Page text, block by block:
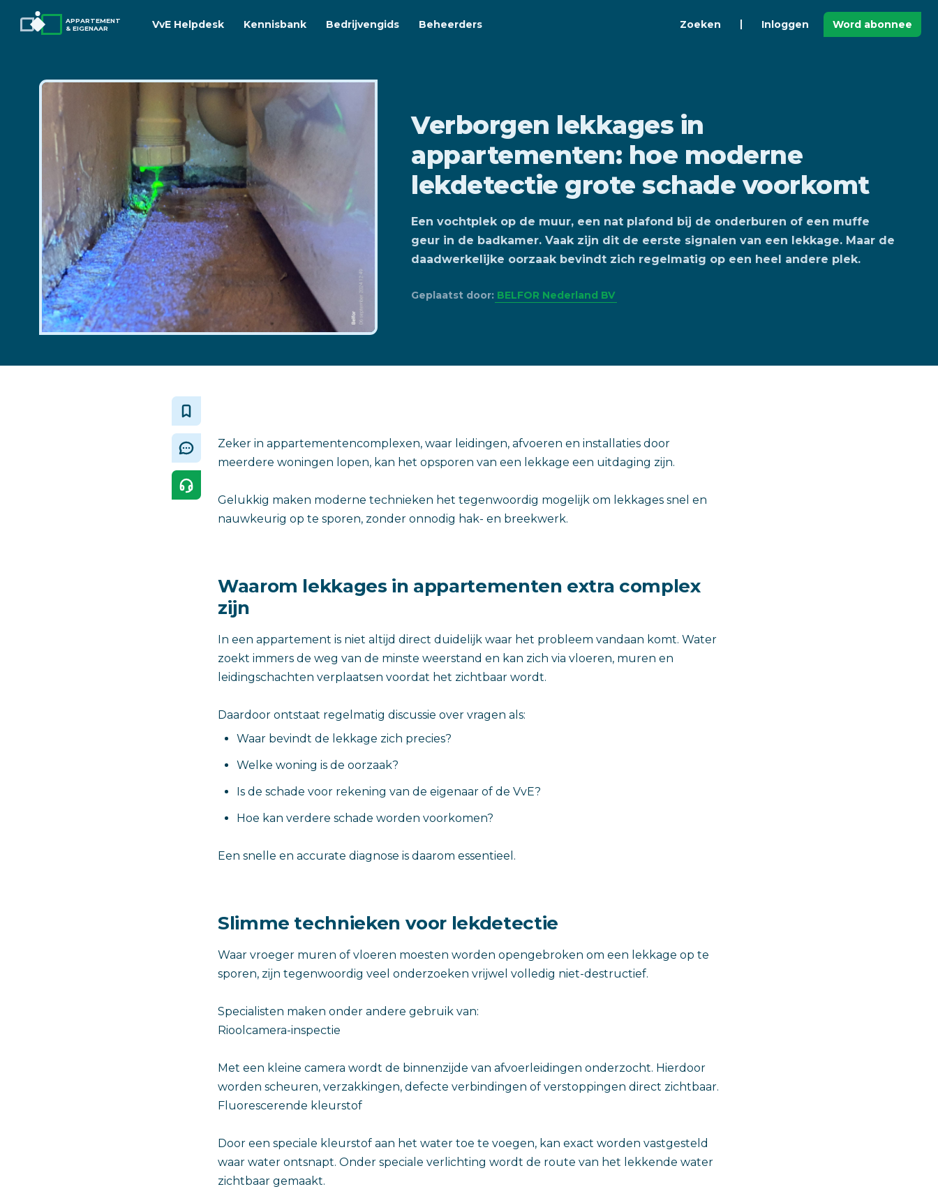
APPARTEMENT
& EIGENAAR
VvE Helpdesk Kennisbank Bedrijvengids Beheerders Zoeken Inloggen Word abonnee
Verborgen lekkages in
appartementen: hoe moderne
lekdetectie grote schade voorkomt
Een vochtplek op de muur, een nat plafond bij de onderburen of een muffe
geur in de badkamer. Vaak zijn dit de eerste signalen van een lekkage. Maar de
daadwerkelijke oorzaak bevindt zich regelmatig op een heel andere plek.
Geplaatst door: BELFOR Nederland BV
Zeker in appartementencomplexen, waar leidingen, afvoeren en installaties door
meerdere woningen lopen, kan het opsporen van een lekkage een uitdaging zijn.
Gelukkig maken moderne technieken het tegenwoordig mogelijk om lekkages snel en
nauwkeurig op te sporen, zonder onnodig hak- en breekwerk.
Waarom lekkages in appartementen extra complex
zijn
In een appartement is niet altijd direct duidelijk waar het probleem vandaan komt. Water
zoekt immers de weg van de minste weerstand en kan zich via vloeren, muren en
leidingschachten verplaatsen voordat het zichtbaar wordt.
Daardoor ontstaat regelmatig discussie over vragen als:
Waar bevindt de lekkage zich precies?
Welke woning is de oorzaak?
Is de schade voor rekening van de eigenaar of de VvE?
Hoe kan verdere schade worden voorkomen?
Een snelle en accurate diagnose is daarom essentieel.
Slimme technieken voor lekdetectie
Waar vroeger muren of vloeren moesten worden opengebroken om een lekkage op te
sporen, zijn tegenwoordig veel onderzoeken vrijwel volledig niet-destructief.
Specialisten maken onder andere gebruik van:
Rioolcamera-inspectie
Met een kleine camera wordt de binnenzijde van afvoerleidingen onderzocht. Hierdoor
worden scheuren, verzakkingen, defecte verbindingen of verstoppingen direct zichtbaar.
Fluorescerende kleurstof
Door een speciale kleurstof aan het water toe te voegen, kan exact worden vastgesteld
waar water ontsnapt. Onder speciale verlichting wordt de route van het lekkende water
zichtbaar gemaakt.